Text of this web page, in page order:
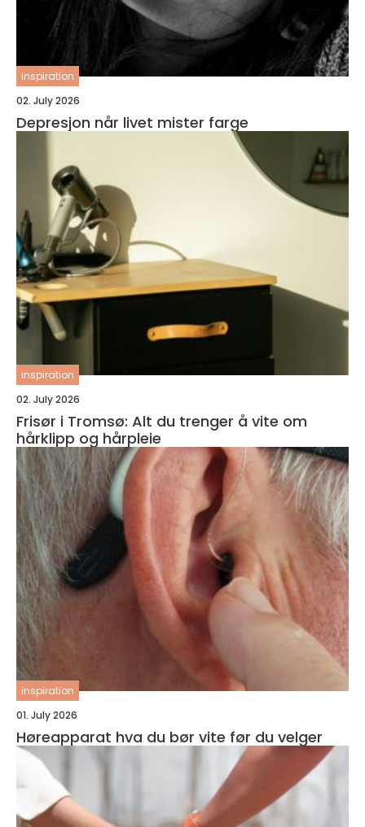
inspiration
02. July 2026
Depresjon når livet mister farge
inspiration
02. July 2026
Frisør i Tromsø: Alt du trenger å vite om
hårklipp og hårpleie
inspiration
01. July 2026
Høreapparat hva du bør vite før du velger